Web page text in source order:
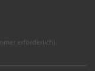
sind wir
schreibt
einander
zu begegnen,
erforderlich)